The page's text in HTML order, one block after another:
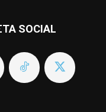
SOCIAL